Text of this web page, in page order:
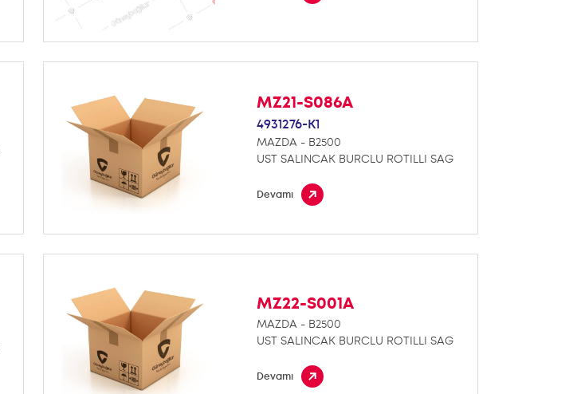
MZ21-S086A
4931276-K1
MAZDA - B2500
UST SALINCAK BURCLU ROTILLI SAG
Devamı
MZ22-S001A
MAZDA - B2500
UST SALINCAK BURCLU ROTILLI SAG
Devamı